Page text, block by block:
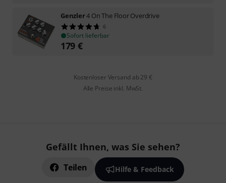
Genzler4 On The Floor Overdrive
6
Sofort lieferbar
179 €
Kostenloser Versand ab 29 €
Alle Preise inkl. MwSt.
Gefällt Ihnen, was Sie sehen?
Teilen Hilfe & Feedback